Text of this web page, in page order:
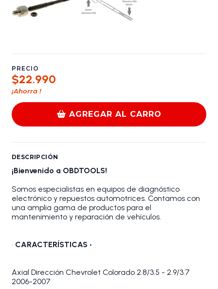
PRECIO
$22.990
¡Ahorra !
AGREGAR AL CARRO
DESCRIPCIÓN
¡Bienvenido a OBDTOOLS!
Somos especialistas en equipos de diagnóstico
electrónico y repuestos automotrices. Contamos con
una amplia gama de productos para el
mantenimiento y reparación de vehículos.
• CARACTERÍSTICAS •
Axial Dirección Chevrolet Colorado 2.8/3.5 - 2.9/3.7
2006-2007